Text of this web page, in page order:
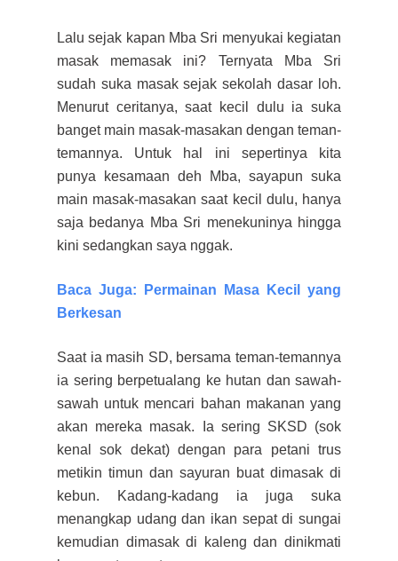
Lalu sejak kapan Mba Sri menyukai kegiatan
masak memasak ini? Ternyata Mba Sri
sudah suka masak sejak sekolah dasar loh.
Menurut ceritanya, saat kecil dulu ia suka
banget main masak-masakan dengan teman-
temannya. Untuk hal ini sepertinya kita
punya kesamaan deh Mba, sayapun suka
main masak-masakan saat kecil dulu, hanya
saja bedanya Mba Sri menekuninya hingga
kini sedangkan saya nggak.
Baca Juga: Permainan Masa Kecil yang
Berkesan
Saat ia masih SD, bersama teman-temannya
ia sering berpetualang ke hutan dan sawah-
sawah untuk mencari bahan makanan yang
akan mereka masak. Ia sering SKSD (sok
kenal sok dekat) dengan para petani trus
metikin timun dan sayuran buat dimasak di
kebun. Kadang-kadang ia juga suka
menangkap udang dan ikan sepat di sungai
kemudian dimasak di kaleng dan dinikmati